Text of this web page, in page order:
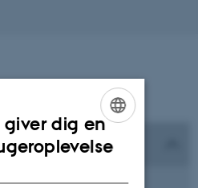
ENGLISH
giver dig en